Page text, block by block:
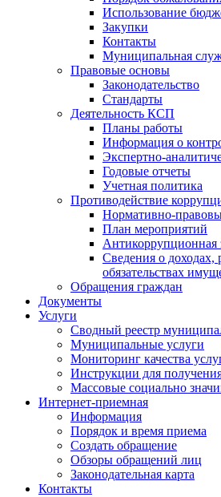
Использование
Закупки
Контакты
Муниципальная
Правовые основы
Законодательство
Стандарты
Деятельность КСП
Планы работы
Информация о
Экспертно-
Годовые отчеты
Учетная политика
Противодействие
Нормативно-
План мероприятий
Антикоррупционная
Сведения о доходах,
обязательствах
Обращения граждан
Документы
Услуги
Сводный реестр
Муниципальные услуги
Мониторинг качества
Инструкции для
Массовые социально
Интернет-приемная
Информация
Порядок и время приема
Создать обращение
Обзоры обращений лиц
Законодательная карта
Контакты